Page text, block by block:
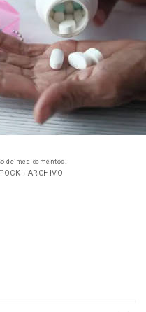
de medicamentos.
- ARCHIVO